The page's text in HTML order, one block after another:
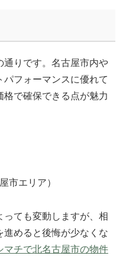
りです。名古屋市内や
フォーマンスに優れて
で確保できる点が魅力
市エリア）
ても変動しますが、相
めると後悔が少なくな
マチで北名古屋市の物件